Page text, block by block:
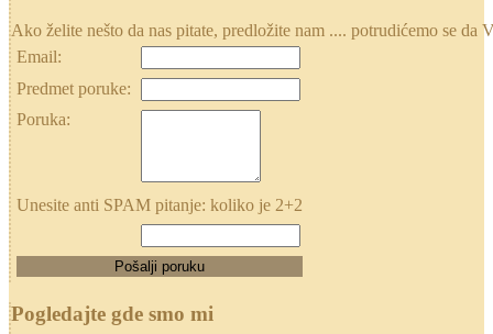
Ako želite nešto da nas pitate, predložite nam .... potrudićemo se
Email:
Predmet poruke:
Poruka:
Unesite anti SPAM pitanje: koliko je 2+2
Pogledajte gde smo mi